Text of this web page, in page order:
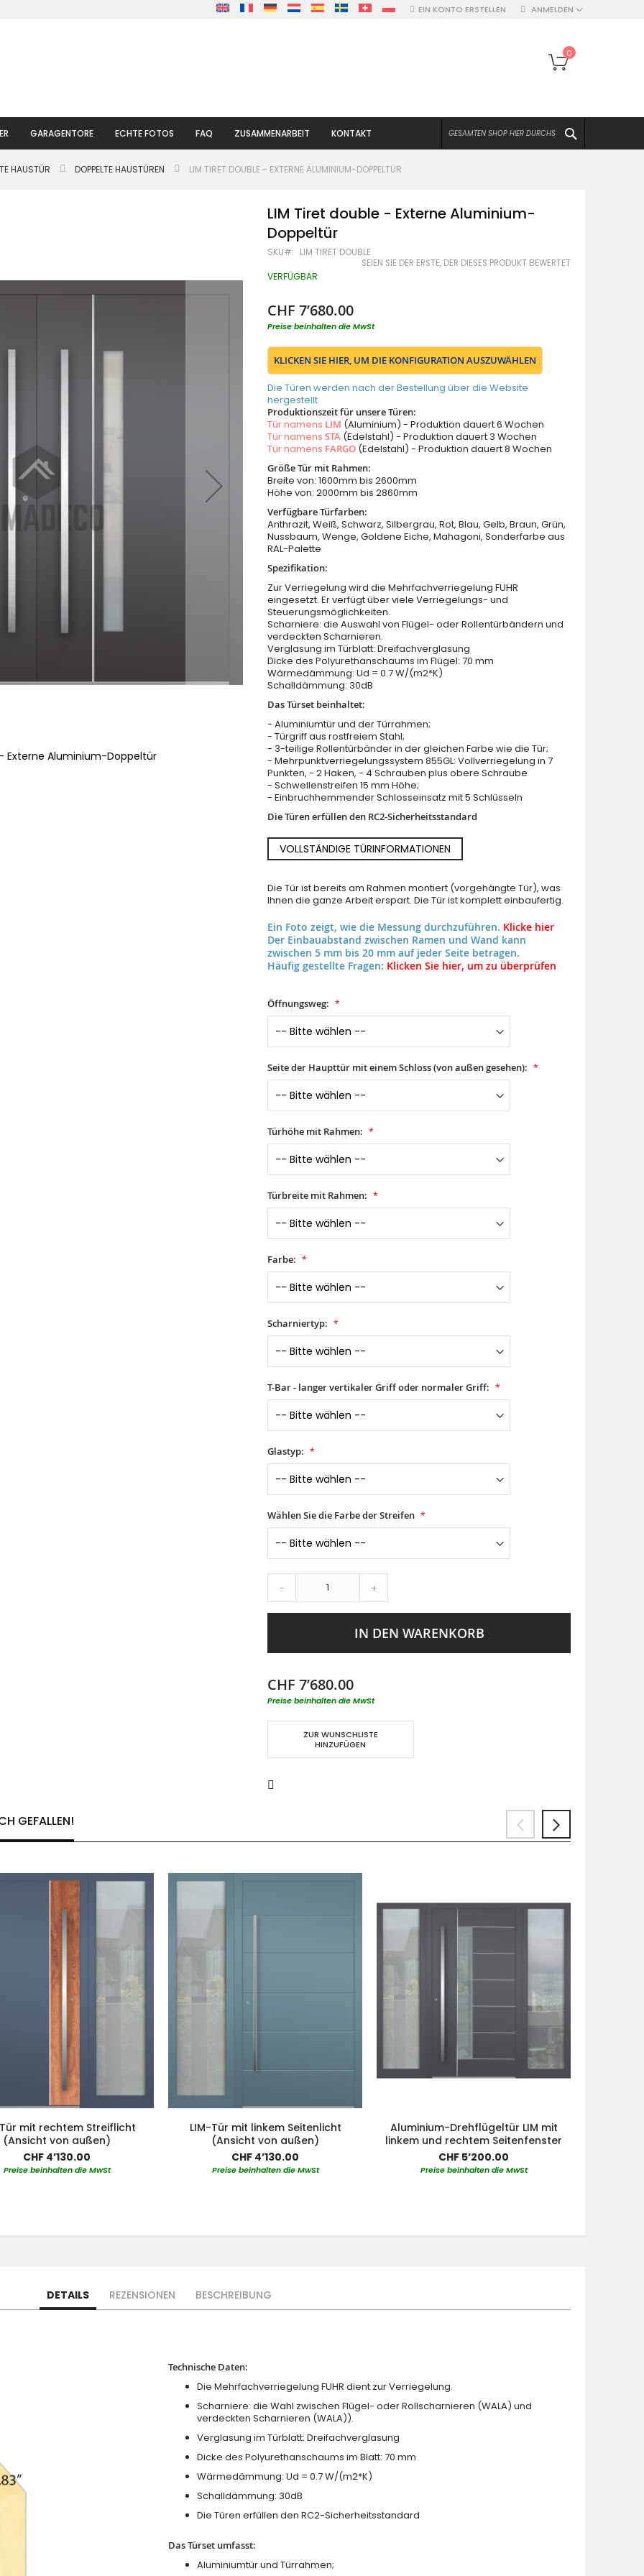
ANMELDEN
EIN KONTO ERSTELLEN
Mein
0
GARAGENTORE ECHTE FOTOS FAQ ZUSAMMENARBEIT KONTAKT
HAUSTÜR DOPPELTE HAUSTÜREN LIM TIRET DOUBLE - EXTERNE ALUMINIUM-DOPPELTÜR
Externe Aluminium-Doppeltür LIM Tiret double - Externe Aluminium-Doppeltür
LIM Tiret double - Externe Aluminium-
Doppeltür
SKU LIM TIRET DOUBLE
SEIEN SIE DER ERSTE, DER DIESES PRODUKT BEWERTET
VERFÜGBAR
CHF 7’680.00
Preise beinhalten die MwSt
KLICKEN SIE HIER, UM DIE KONFIGURATION AUSZUWÄHLEN
Die Türen werden nach der Bestellung über die Website
hergestellt
Produktionszeit für unsere Türen:
Tür namens LIM (Aluminium) - Produktion dauert 6 Wochen
Tür namensSTA (Edelstahl) - Produktion dauert 3 Wochen
Tür namens FARGO (Edelstahl) - Produktion dauert 8 Wochen
Größe Tür mit Rahmen:
Breite von: 1600mm bis 2600mm
Höhe von: 2000mm bis 2860mm
Verfügbare Türfarben:
Anthrazit, Weiß, Schwarz, Silbergrau, Rot, Blau, Gelb, Braun, Grün,
Nussbaum, Wenge, Goldene Eiche, Mahagoni, Sonderfarbe aus
RAL-Palette
Spezifikation:
Zur Verriegelung wird die Mehrfachverriegelung FUHR
eingesetzt. Er verfügt über viele Verriegelungs- und
Steuerungsmöglichkeiten.
Scharniere: die Auswahl von Flügel- oder Rollentürbändern und
verdeckten Scharnieren.
Verglasung im Türblatt: Dreifachverglasung
Dicke des Polyurethanschaums im Flügel: 70 mm
Wärmedämmung: Ud = 0.7 W/(m2*K)
Schalldämmung: 30dB
Das Türset beinhaltet:
- Aluminiumtür und der Türrahmen;
- Türgriff aus rostfreiem Stahl;
- 3-teilige Rollentürbänder in der gleichen Farbe wie die Tür;
- Mehrpunktverriegelungssystem 855GL: Vollverriegelung in 7
Punkten, - 2 Haken, - 4 Schrauben plus obere Schraube
- Schwellenstreifen 15 mm Höhe;
- Einbruchhemmender Schlosseinsatz mit 5 Schlüsseln
Die Türen erfüllen den RC2-Sicherheitsstandard
VOLLSTÄNDIGE TÜRINFORMATIONEN
Die Tür ist bereits am Rahmen montiert (vorgehängte Tür), was
Ihnen die ganze Arbeit erspart. Die Tür ist komplett einbaufertig.
Ein Foto zeigt, wie die Messung durchzuführen. Klicke hier
Der Einbauabstand zwischen Ramen und Wand kann
zwischen 5 mm bis 20 mm auf jeder Seite betragen.
Häufig gestellte Fragen: Klicken Sie hier, um zu überprüfen
Öffnungsweg:
Seite der Haupttür mit einem Schloss (von außen gesehen):
Türhöhe mit Rahmen:
Türbreite mit Rahmen:
Farbe:
Scharniertyp:
T-Bar - langer vertikaler Griff oder normaler Griff:
Glastyp:
Wählen Sie die Farbe der Streifen
- +
IN DEN WARENKORB
CHF 7’680.00
Preise beinhalten die MwSt
ZUR WUNSCHLISTE
HINZUFÜGEN
GEFALLEN!
mit rechtem Streiflicht
(Ansicht von außen)
CHF 4’130.00
Preise beinhalten die MwSt
LIM-Tür mit linkem Seitenlicht
(Ansicht von außen)
CHF 4’130.00
Preise beinhalten die MwSt
Aluminium-Drehflügeltür LIM mit
linkem und rechtem Seitenfenster
CHF 5’200.00
Preise beinhalten die MwSt
DETAILS REZENSIONEN BESCHREIBUNG